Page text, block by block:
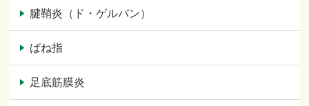
腱鞘炎（ド・ゲルバン）
ばね指
足底筋膜炎